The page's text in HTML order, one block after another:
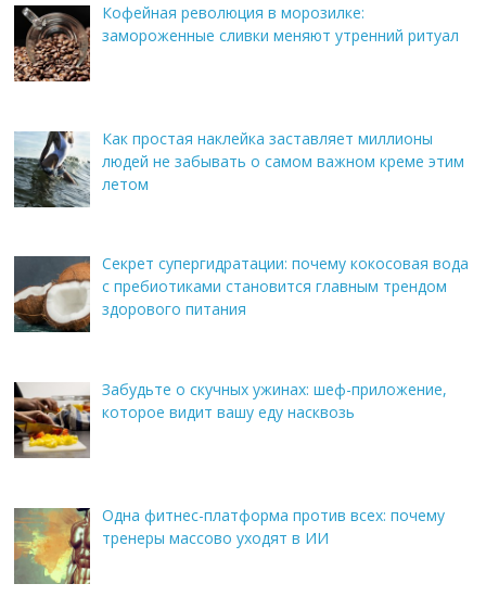
Кофейная революция в морозилке:
замороженные сливки меняют утренний ритуал
Как простая наклейка заставляет миллионы
людей не забывать о самом важном креме этим
летом
Секрет супергидратации: почему кокосовая вода
с пребиотиками становится главным трендом
здорового питания
Забудьте о скучных ужинах: шеф-приложение,
которое видит вашу еду насквозь
Одна фитнес-платформа против всех: почему
тренеры массово уходят в ИИ